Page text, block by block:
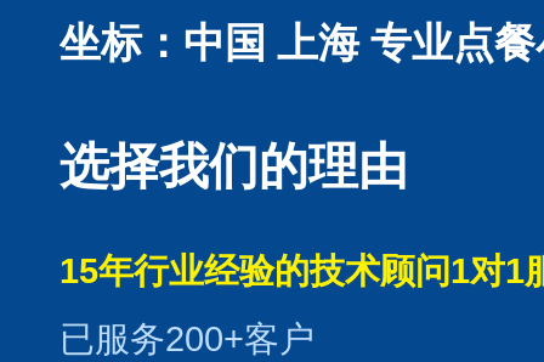
坐标：中国 上海 专业点
选择我们的理由
15年行业经验的技术顾问1对1
已服务200+客户